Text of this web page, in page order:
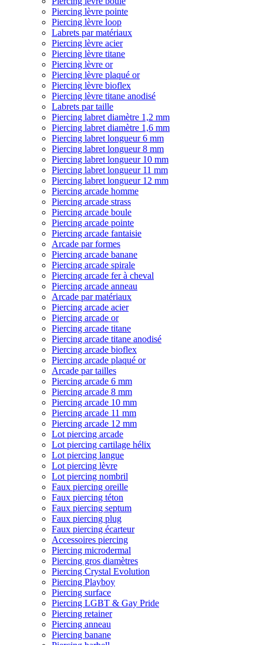
Piercing lèvre pointe
Piercing lèvre loop
Labrets par matériaux
Piercing lèvre acier
Piercing lèvre titane
Piercing lèvre or
Piercing lèvre plaqué or
Piercing lèvre bioflex
Piercing lèvre titane anodisé
Labrets par taille
Piercing labret diamètre 1,2 mm
Piercing labret diamètre 1,6 mm
Piercing labret longueur 6 mm
Piercing labret longueur 8 mm
Piercing labret longueur 10 mm
Piercing labret longueur 11 mm
Piercing labret longueur 12 mm
Piercing arcade homme
Piercing arcade strass
Piercing arcade boule
Piercing arcade pointe
Piercing arcade fantaisie
Arcade par formes
Piercing arcade banane
Piercing arcade spirale
Piercing arcade fer à cheval
Piercing arcade anneau
Arcade par matériaux
Piercing arcade acier
Piercing arcade or
Piercing arcade titane
Piercing arcade titane anodisé
Piercing arcade bioflex
Piercing arcade plaqué or
Arcade par tailles
Piercing arcade 6 mm
Piercing arcade 8 mm
Piercing arcade 10 mm
Piercing arcade 11 mm
Piercing arcade 12 mm
Lot piercing arcade
Lot piercing cartilage hélix
Lot piercing langue
Lot piercing lèvre
Lot piercing nombril
Faux piercing oreille
Faux piercing téton
Faux piercing septum
Faux piercing plug
Faux piercing écarteur
Accessoires piercing
Piercing microdermal
Piercing gros diamètres
Piercing Crystal Evolution
Piercing Playboy
Piercing surface
Piercing LGBT & Gay Pride
Piercing retainer
Piercing anneau
Piercing banane